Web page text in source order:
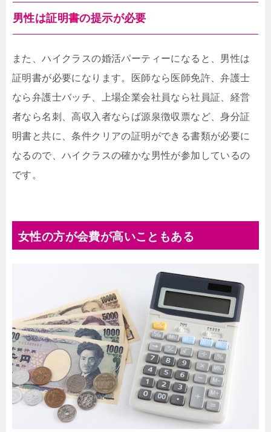
男性は証明書の提示が必要
また、ハイクラスの婚活パーティーになると、男性は
証明書が必要になります。医師なら医師免許、弁護士
なら弁護士バッチ、上場企業会社員なら社員証、経営
者なら名刺、高収入者ならば源泉徴収票など、身分証
明書と共に、条件クリアの証明ができる書類が必要に
なるので、ハイクラスの確かな男性が参加しているの
です。
女性の方が会費が高いこともある